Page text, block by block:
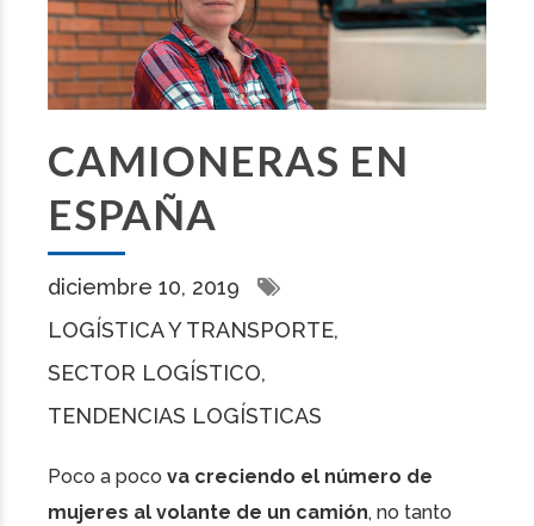
CAMIONERAS EN
ESPAÑA
diciembre 10, 2019
LOGÍSTICA Y TRANSPORTE
SECTOR LOGÍSTICO
TENDENCIAS LOGÍSTICAS
Poco a poco va creciendo el número de
mujeres al volante de un camión, no tanto